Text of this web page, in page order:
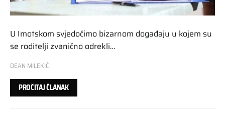
U Imotskom svjedočimo bizarnom događaju u kojem su
se roditelji zvanično odrekli…
DEAN MILEKIĆ
PROČITAJ ČLANAK